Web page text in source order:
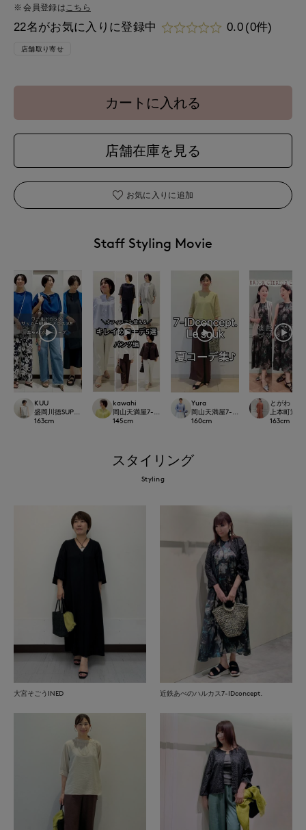
会員登録は こちら
22名がお気に入りに登録中 0.0 (0件)
店舗取り寄せ
カートに入れる
店舗在庫を見る
お気に入りに追加
Staff Styling Movie
KUU
盛岡川徳SUPERIOR CLOSET
163cm
kawahi
岡山天満屋7-IDconcept.
145cm
Yura
岡山天満屋7-IDconcept.
160cm
とがわ
上本町近鉄
163cm
スタイリング
Styling
大宮そごうINED 近鉄あべのハルカス7-IDconcept.